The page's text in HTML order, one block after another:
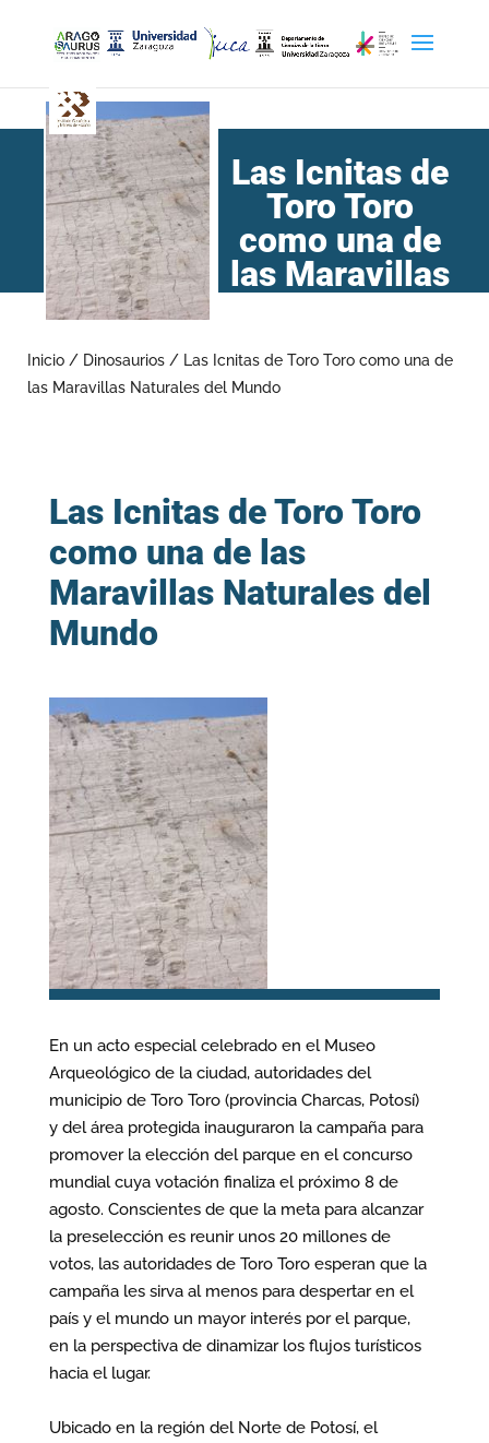
Las Icnitas de
Toro Toro
como una de
las Maravillas
Inicio / Dinosaurios / Las Icnitas de Toro Toro como una de
las Maravillas Naturales del Mundo
Las Icnitas de Toro Toro
como una de las
Maravillas Naturales del
Mundo
En un acto especial celebrado en el Museo
Arqueológico de la ciudad, autoridades del
municipio de Toro Toro (provincia Charcas, Potosí)
y del área protegida inauguraron la campaña para
promover la elección del parque en el concurso
mundial cuya votación finaliza el próximo 8 de
agosto. Conscientes de que la meta para alcanzar
la preselección es reunir unos 20 millones de
votos, las autoridades de Toro Toro esperan que la
campaña les sirva al menos para despertar en el
país y el mundo un mayor interés por el parque,
en la perspectiva de dinamizar los flujos turísticos
hacia el lugar.
Ubicado en la región del Norte de Potosí, el